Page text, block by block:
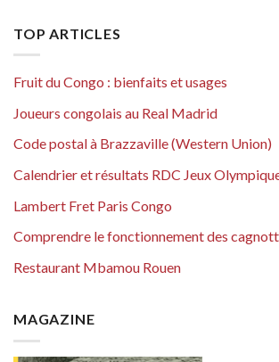
TOP ARTICLES
Fruit du Congo : bienfaits et usages
Joueurs congolais au Real Madrid
Code postal à Brazzaville (Western Union)
Calendrier et résultats RDC Jeux
Lambert Fret Paris Congo
Comprendre le fonctionnement des
Restaurant Mbamou Rouen
MAGAZINE